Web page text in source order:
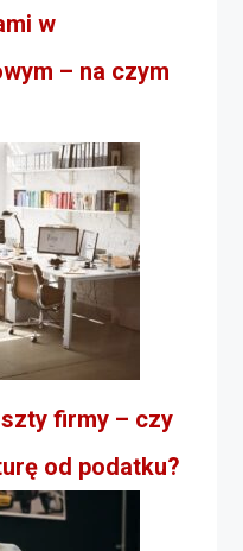
w
– na czym
firmy – czy
od podatku?